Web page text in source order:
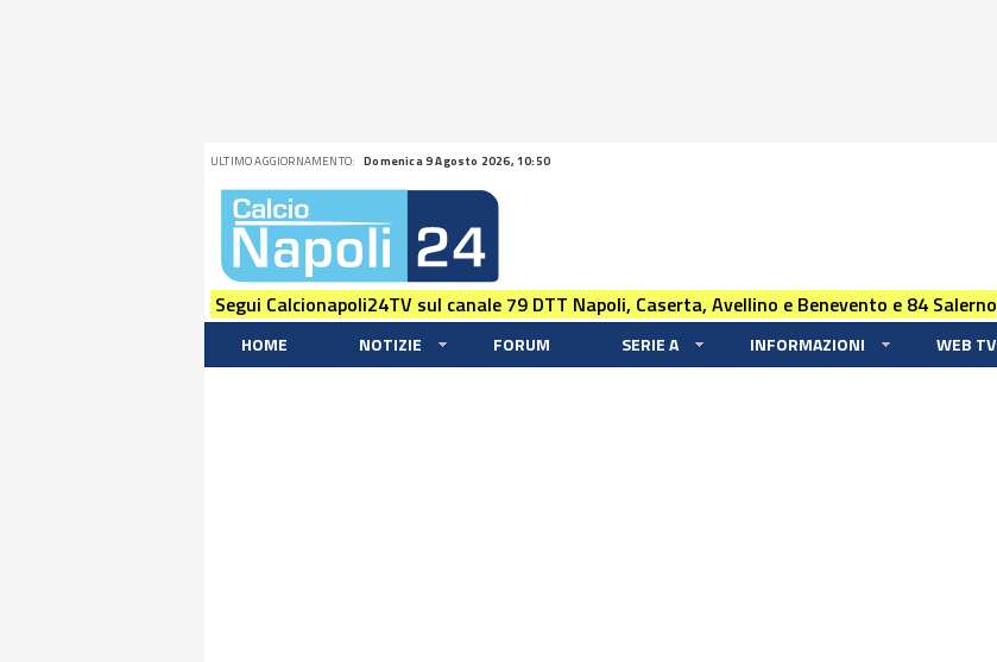
ULTIMO AGGIORNAMENTO: Domenica 9 Agosto 2026, 10:50
Segui Calcionapoli24TV sul canale 79 DTT Napoli, Caserta, Avellino e Benevento e 84 Salerno
HOME NOTIZIE FORUM SERIE A INFORMAZIONI WEB TV